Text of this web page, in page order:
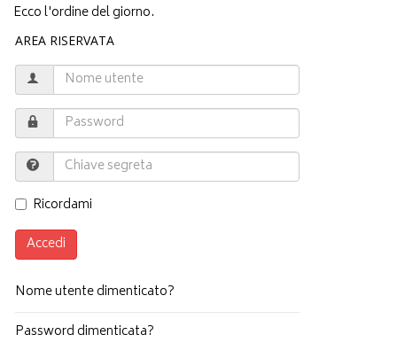
Ecco l'ordine del giorno.
AREA RISERVATA
Ricordami
Accedi
Nome utente dimenticato?
Password dimenticata?